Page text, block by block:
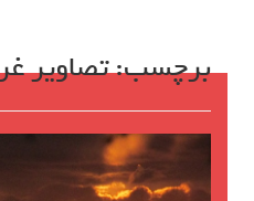
برچسب:تصاویر